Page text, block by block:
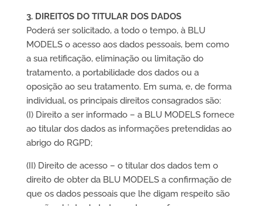
3. DIREITOS DO TITULAR DOS DADOS
Poderá ser solicitado, a todo o tempo, à BLU
MODELS o acesso aos dados pessoais, bem como
a sua retificação, eliminação ou limitação do
tratamento, a portabilidade dos dados ou a
oposição ao seu tratamento. Em suma, e, de forma
individual, os principais direitos consagrados são:
(I) Direito a ser informado – a BLU MODELS fornece
ao titular dos dados as informações pretendidas ao
abrigo do RGPD;
(II) Direito de acesso – o titular dos dados tem o
direito de obter da BLU MODELS a confirmação de
que os dados pessoais que lhe digam respeito são